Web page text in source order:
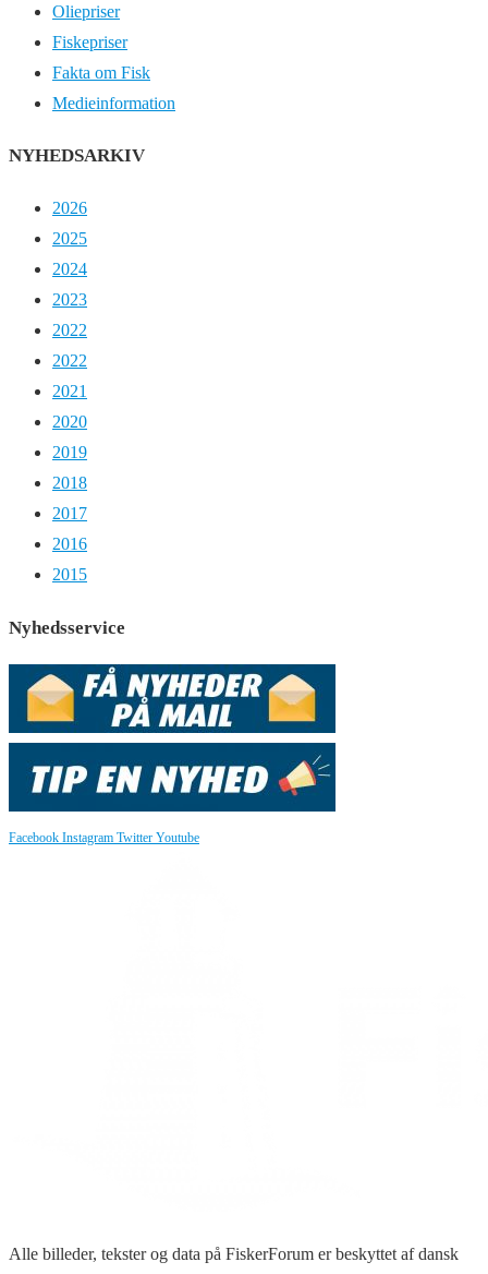
Oliepriser
Fiskepriser
Fakta om Fisk
Medieinformation
NYHEDSARKIV
2026
2025
2024
2023
2022
2022
2021
2020
2019
2018
2017
2016
2015
Nyhedsservice
Facebook Instagram Twitter Youtube
Alle billeder, tekster og data på FiskerForum er beskyttet af dansk